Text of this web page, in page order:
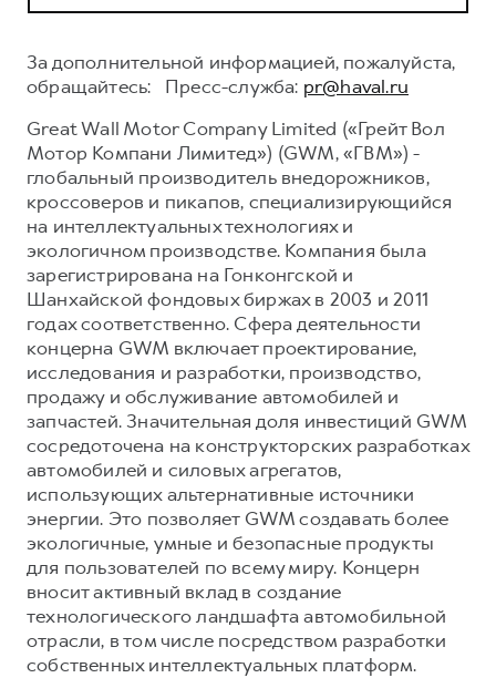
За дополнительной информацией, пожалуйста,
обращайтесь: Пресс-служба: pr@haval.ru
Great Wall Motor Company Limited («Грейт Вол
Мотор Компани Лимитед») (GWM, «ГВМ») -
глобальный производитель внедорожников,
кроссоверов и пикапов, специализирующийся
на интеллектуальных технологиях и
экологичном производстве. Компания была
зарегистрирована на Гонконгской и
Шанхайской фондовых биржах в 2003 и 2011
годах соответственно. Сфера деятельности
концерна GWM включает проектирование,
исследования и разработки, производство,
продажу и обслуживание автомобилей и
запчастей. Значительная доля инвестиций GWM
сосредоточена на конструкторских разработках
автомобилей и силовых агрегатов,
использующих альтернативные источники
энергии. Это позволяет GWM создавать более
экологичные, умные и безопасные продукты
для пользователей по всему миру. Концерн
вносит активный вклад в создание
технологического ландшафта автомобильной
отрасли, в том числе посредством разработки
собственных интеллектуальных платформ.